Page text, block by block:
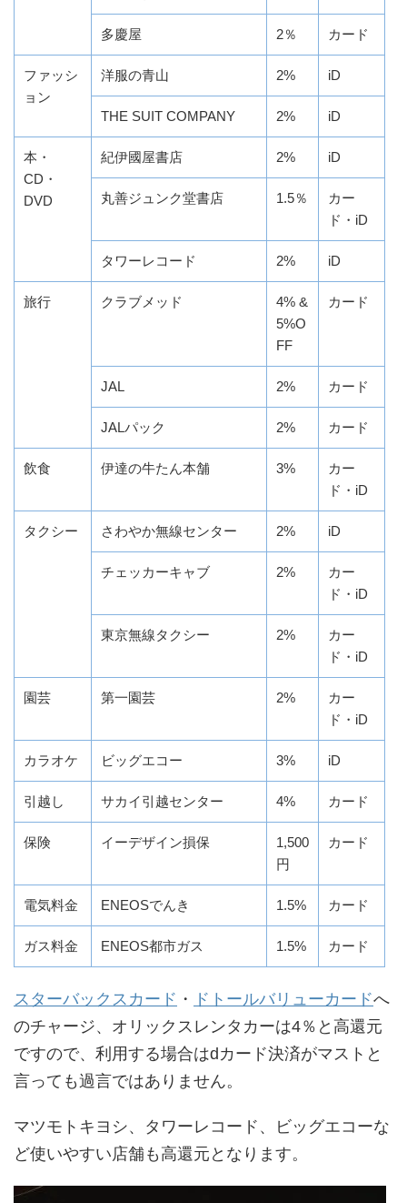
多慶屋 2％ カード
ファッシ
ョン
洋服の青山 2% iD
THE SUIT COMPANY 2% iD
本・
CD・
DVD
紀伊國屋書店 2% iD
丸善ジュンク堂書店 1.5％
カー
ド・iD
タワーレコード 2% iD
旅行 クラブメッド
4% &
5%O
FF
カード
JAL 2% カード
JALパック 2% カード
飲食 伊達の牛たん本舗 3%
カー
ド・iD
タクシー さわやか無線センター 2% iD
チェッカーキャブ 2%
カー
ド・iD
東京無線タクシー 2%
カー
ド・iD
園芸 第一園芸 2%
カー
ド・iD
カラオケ ビッグエコー 3% iD
引越し サカイ引越センター 4% カード
保険 イーデザイン損保
1,500
円
カード
電気料金 ENEOSでんき 1.5% カード
ガス料金 ENEOS都市ガス 1.5% カード
スターバックスカード ・ ドトールバリューカードへ
のチャージ、オリックスレンタカーは4％と高還元
ですので、利用する場合はdカード決済がマストと
言っても過言ではありません。
マツモトキヨシ、タワーレコード、ビッグエコーな
ど使いやすい店舗も高還元となります。